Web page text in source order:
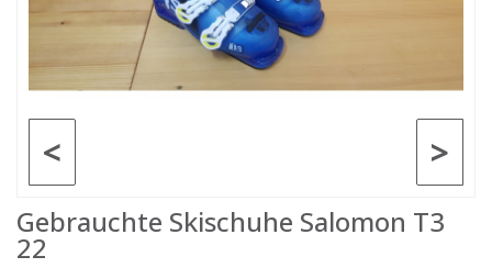
>
<
Gebrauchte Skischuhe Salomon T3
22